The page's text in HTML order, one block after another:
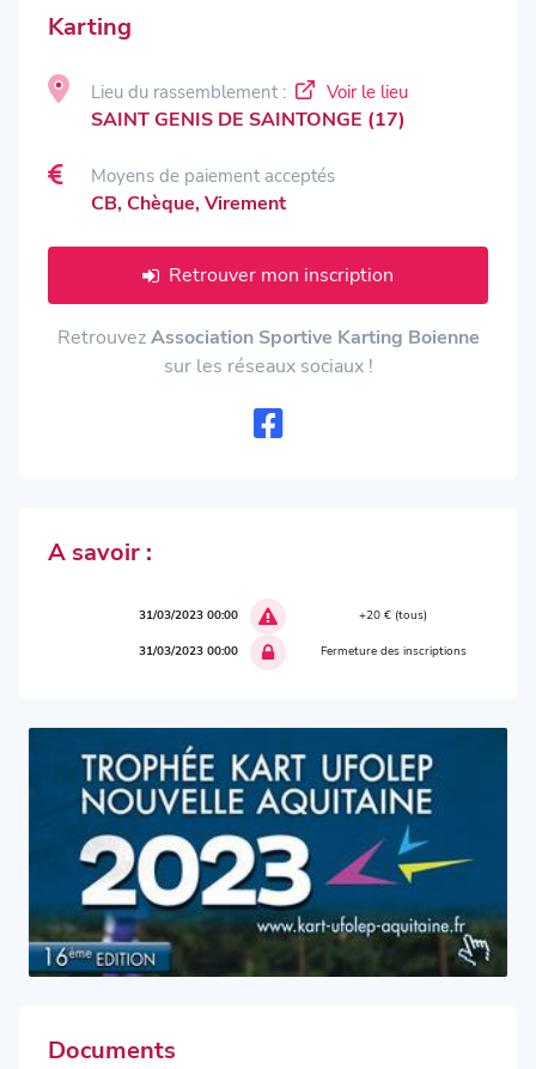
Karting
Lieu du rassemblement : Voir le lieu
SAINT GENIS DE SAINTONGE (17)
Moyens de paiement acceptés
CB, Chèque, Virement
Retrouver mon inscription
RetrouvezAssociation Sportive Karting Boienne
sur les réseaux sociaux !
A savoir :
31/03/2023 00:00 +20 € (tous)
31/03/2023 00:00 Fermeture des inscriptions
Documents